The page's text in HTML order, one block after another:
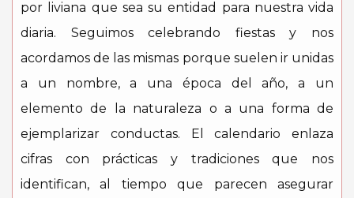
por liviana que sea su entidad para nuestra vida
diaria. Seguimos celebrando fiestas y nos
acordamos de las mismas porque suelen ir unidas
a un nombre, a una época del año, a un
elemento de la naturaleza o a una forma de
ejemplarizar conductas. El calendario enlaza
cifras con prácticas y tradiciones que nos
identifican, al tiempo que parecen asegurar